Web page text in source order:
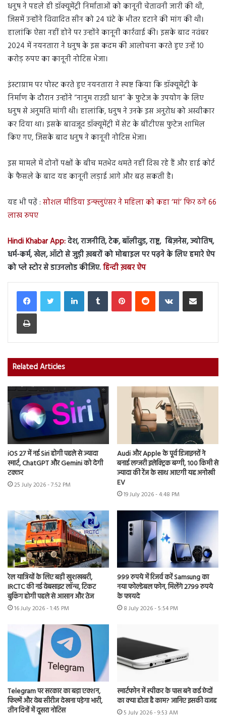
धनुष ने पहले ही डॉक्यूमेंट्री निर्माताओं को कानूनी चेतावनी जारी की थी,
जिसमें उन्होंने विवादित सीन को 24 घंटे के भीतर हटाने की मांग की थी।
हालांकि ऐसा नहीं होने पर उन्होंने कानूनी कार्रवाई की। इसके बाद नवंबर
2024 में नयनतारा ने धनुष के इस कदम की आलोचना करते हुए उन्हें 10
करोड़ रुपए का कानूनी नोटिस भेजा।
इंस्टाग्राम पर पोस्ट करते हुए नयनतारा ने स्पष्ट किया कि डॉक्यूमेंट्री के
निर्माण के दौरान उन्होंने “नानुम राउडी धान” के फुटेज के उपयोग के लिए
धनुष से अनुमति मांगी थी। हालांकि, धनुष ने उनके इस अनुरोध को अस्वीकार
कर दिया था। इसके बावजूद डॉक्यूमेंट्री में सेट के बीटीएस फुटेज शामिल
किए गए, जिसके बाद धनुष ने कानूनी नोटिस भेजा।
इस मामले में दोनों पक्षों के बीच मतभेद थमते नहीं दिख रहे हैं और हाई कोर्ट
के फैसले के बाद यह कानूनी लड़ाई आगे और बढ़ सकती है।
यह भी पढ़ें : सोशल मीडिया इन्फ्लुएंसर ने महिला को कहा ‘मां’ फिर ठगे 66
लाख रुपए
Hindi Khabar App:देश, राजनीति, टेक, बॉलीवुड, राष्ट्र, बिज़नेस, ज्योतिष,
धर्म-कर्म, खेल, ऑटो से जुड़ी ख़बरों को मोबाइल पर पढ़ने के लिए हमारे ऐप
को प्ले स्टोर से डाउनलोड कीजिए.हिन्दी ख़बर ऐप
LinkedInTumblr PinterestReddit VKontakteShare via Email
Print
Related Articles
iOS 27 में नई Siri होगी पहले से ज्यादा
स्मार्ट, ChatGPT और Gemini को देगी
टक्कर
25 July 2026 - 7:52 PM
Audi और Apple के पूर्व डिजाइनरों ने
बनाई लग्जरी इलेक्ट्रिक बग्गी, 100 किमी से
ज्यादा की रेंज के साथ आएगी यह अनोखी
EV
19 July 2026 - 4:48 PM
रेल यात्रियों के लिए बड़ी खुशखबरी,
IRCTC की नई वेबसाइट लॉन्च, टिकट
बुकिंग होगी पहले से आसान और तेज
16 July 2026 - 1:45 PM
999 रुपये में रिजर्व करें Samsung का
नया फोल्डेबल फोन, मिलेंगे 2799 रुपये
के फायदे
8 July 2026 - 5:54 PM
Telegram पर सरकार का बड़ा एक्शन,
फिल्में और वेब सीरीज देखना पड़ेगा भारी,
तीन दिनों में दूसरा नोटिस
स्मार्टफोन में स्पीकर के पास बने कई छेदों
का क्या होता है काम? जानिए इसकी वजह